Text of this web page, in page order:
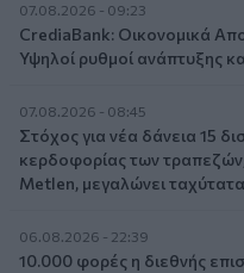
07.08.2026 - 09:23
CrediaBank: Οικονομικά
Υψηλοί ρυθμοί ανάπτυξης
07.08.2026 - 08:45
Στόχος για νέα δάνεια 15
κερδοφορίας των
Metlen, μεγαλώνει
06.08.2026 - 22:39
10.000 φορές η διεθνής